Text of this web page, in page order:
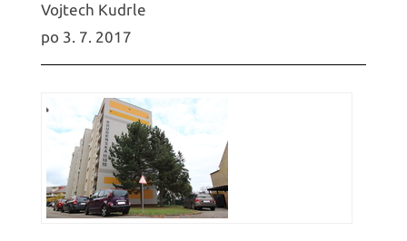
Vojtech Kudrle
po 3. 7. 2017